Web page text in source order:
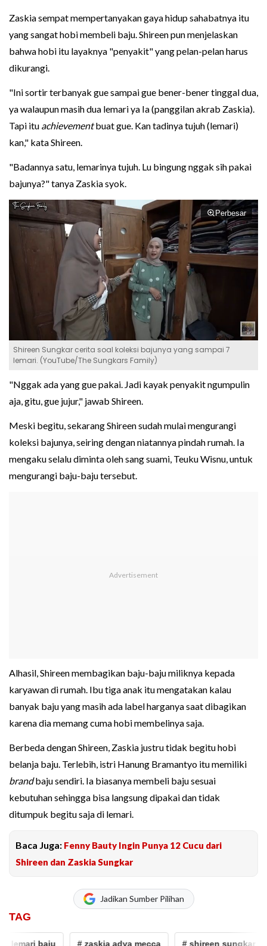
Zaskia sempat mempertanyakan gaya hidup sahabatnya itu
yang sangat hobi membeli baju. Shireen pun menjelaskan
bahwa hobi itu layaknya "penyakit" yang pelan-pelan harus
dikurangi.
"Ini sortir terbanyak gue sampai gue bener-bener tinggal dua,
ya walaupun masih dua lemari ya Ia (panggilan akrab Zaskia).
Tapi itu achievementbuat gue. Kan tadinya tujuh (lemari)
kan," kata Shireen.
"Badannya satu, lemarinya tujuh. Lu bingung nggak sih pakai
bajunya?" tanya Zaskia syok.
Perbesar
Shireen Sungkar cerita soal koleksi bajunya yang sampai 7
lemari. (YouTube/The Sungkars Family)
"Nggak ada yang gue pakai. Jadi kayak penyakit ngumpulin
aja, gitu, gue jujur," jawab Shireen.
Meski begitu, sekarang Shireen sudah mulai mengurangi
koleksi bajunya, seiring dengan niatannya pindah rumah. Ia
mengaku selalu diminta oleh sang suami, Teuku Wisnu, untuk
mengurangi baju-baju tersebut.
Alhasil, Shireen membagikan baju-baju miliknya kepada
karyawan di rumah. Ibu tiga anak itu mengatakan kalau
banyak baju yang masih ada label harganya saat dibagikan
karena dia memang cuma hobi membelinya saja.
Berbeda dengan Shireen, Zaskia justru tidak begitu hobi
belanja baju. Terlebih, istri Hanung Bramantyo itu memiliki
brandbaju sendiri. Ia biasanya membeli baju sesuai
kebutuhan sehingga bisa langsung dipakai dan tidak
ditumpuk begitu saja di lemari.
Baca Juga: Fenny Bauty Ingin Punya 12 Cucu dari
Shireen dan Zaskia Sungkar
Jadikan Sumber Pilihan
TAG
baju # zaskia adya mecca # shireen sungkar